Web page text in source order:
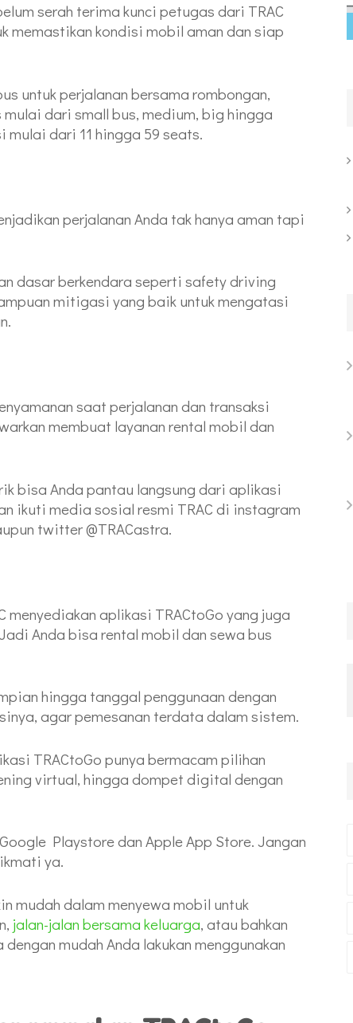
serah terima kunci petugas dari TRAC
memastikan kondisi mobil aman dan siap
untuk perjalanan bersama rombongan,
dari small bus, medium, big hingga
mulai dari 11 hingga 59 seats.
perjalanan Anda tak hanya aman tapi
dasar berkendara seperti safety driving
mitigasi yang baik untuk mengatasi
saat perjalanan dan transaksi
membuat layanan rental mobil dan
bisa Anda pantau langsung dari aplikasi
ikuti media sosial resmi TRAC di instagram
twitter @TRACastra.
menyediakan aplikasi TRACtoGo yang juga
Anda bisa rental mobil dan sewa bus
hingga tanggal penggunaan dengan
agar pemesanan terdata dalam sistem.
TRACtoGo punya bermacam pilihan
virtual, hingga dompet digital dengan
Playstore dan Apple App Store. Jangan
ya.
mudah dalam menyewa mobil untuk
jalan-jalan bersama keluarga, atau bahkan
mudah Anda lakukan menggunakan